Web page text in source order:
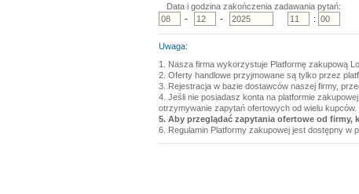
Data i godzina zakończenia zadawania pytań:
-
- :
Uwaga:
1. Nasza firma wykorzystuje Platformę zakupową
2. Oferty handlowe przyjmowane są tylko przez
3. Rejestracja w bazie dostawców naszej firmy,
4. Jeśli nie posiadasz konta na platformie
otrzymywanie zapytań ofertowych od wielu kupców.
5. Aby przeglądać zapytania ofertowe od firmy,
6. Regulamin Platformy zakupowej jest dostępny w